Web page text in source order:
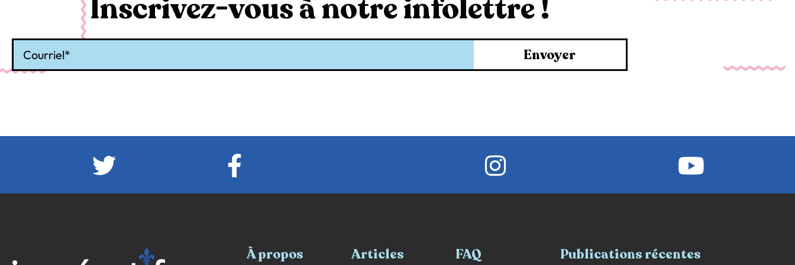
Inscrivez-vous à notre infolettre !
Envoyer
À propos Articles FAQ Publications récentes